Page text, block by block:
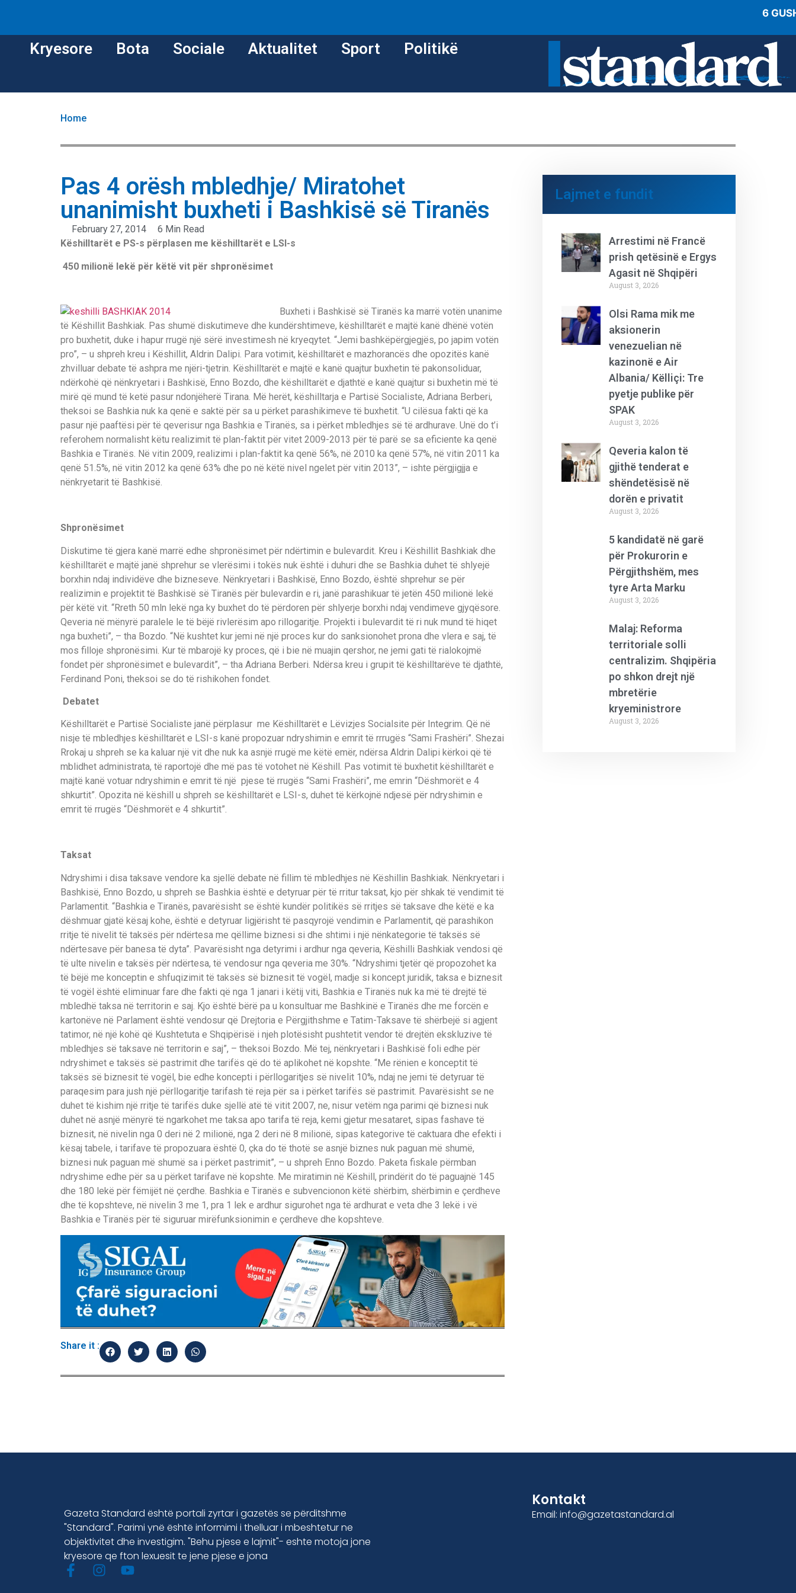
6
Kryesore Bota Sociale Aktualitet Sport Politikë
Home
Pas 4 orësh mbledhje/ Miratohet
unanimisht buxheti i Bashkisë së Tiranës
February 27, 2014
6 Min Read
Këshilltarët e PS-s përplasen me këshilltarët e LSI-s
450 milionë lekë për këtë vit për shpronësimet
Buxheti i Bashkisë së Tiranës ka marrë votën unanime
të Këshillit Bashkiak. Pas shumë diskutimeve dhe kundërshtimeve, këshilltarët e majtë kanë dhënë votën
pro buxhetit, duke i hapur rrugë një sërë investimesh në kryeqytet. “Jemi bashkëpërgjegjës, po japim votën
pro”, – u shpreh kreu i Këshillit, Aldrin Dalipi. Para votimit, këshilltarët e mazhorancës dhe opozitës kanë
zhvilluar debate të ashpra me njëri-tjetrin. Këshilltarët e majtë e kanë quajtur buxhetin të pakonsoliduar,
ndërkohë që nënkryetari i Bashkisë, Enno Bozdo, dhe këshilltarët e djathtë e kanë quajtur si buxhetin më të
mirë që mund të ketë pasur ndonjëherë Tirana. Më herët, këshilltarja e Partisë Socialiste, Adriana Berberi,
theksoi se Bashkia nuk ka qenë e saktë për sa u përket parashikimeve të buxhetit. “U cilësua fakti që ka
pasur një paaftësi për të qeverisur nga Bashkia e Tiranës, sa i përket mbledhjes së të ardhurave. Unë do t’i
referohem normalisht këtu realizimit të plan-faktit për vitet 2009-2013 për të parë se sa eficiente ka qenë
Bashkia e Tiranës. Në vitin 2009, realizimi i plan-faktit ka qenë 56%, në 2010 ka qenë 57%, në vitin 2011 ka
qenë 51.5%, në vitin 2012 ka qenë 63% dhe po në këtë nivel ngelet për vitin 2013”, – ishte përgjigjja e
nënkryetarit të Bashkisë.
Shpronësimet
Diskutime të gjera kanë marrë edhe shpronësimet për ndërtimin e bulevardit. Kreu i Këshillit Bashkiak dhe
këshilltarët e majtë janë shprehur se vlerësimi i tokës nuk është i duhuri dhe se Bashkia duhet të shlyejë
borxhin ndaj individëve dhe bizneseve. Nënkryetari i Bashkisë, Enno Bozdo, është shprehur se për
realizimin e projektit të Bashkisë së Tiranës për bulevardin e ri, janë parashikuar të jetën 450 milionë lekë
për këtë vit. “Rreth 50 mln lekë nga ky buxhet do të përdoren për shlyerje borxhi ndaj vendimeve gjyqësore.
Qeveria në mënyrë paralele le të bëjë rivlerësim apo rillogaritje. Projekti i bulevardit të ri nuk mund të hiqet
nga buxheti”, – tha Bozdo. “Në kushtet kur jemi në një proces kur do sanksionohet prona dhe vlera e saj, të
mos filloje shpronësimi. Kur të mbarojë ky proces, që i bie në muajin qershor, ne jemi gati të rialokojmë
fondet për shpronësimet e bulevardit”, – tha Adriana Berberi. Ndërsa kreu i grupit të këshilltarëve të djathtë,
Ferdinand Poni, theksoi se do të rishikohen fondet.
Debatet
Këshilltarët e Partisë Socialiste janë përplasur me Këshilltarët e Lëvizjes Socialsite për Integrim. Që në
nisje të mbledhjes këshilltarët e LSI-s kanë propozuar ndryshimin e emrit të rrrugës “Sami Frashëri”. Shezai
Rrokaj u shpreh se ka kaluar një vit dhe nuk ka asnjë rrugë me këtë emër, ndërsa Aldrin Dalipi kërkoi që të
mblidhet administrata, të raportojë dhe më pas të votohet në Këshill. Pas votimit të buxhetit këshilltarët e
majtë kanë votuar ndryshimin e emrit të një pjese të rrugës “Sami Frashëri”, me emrin “Dëshmorët e 4
shkurtit”. Opozita në këshill u shpreh se këshilltarët e LSI-s, duhet të kërkojnë ndjesë për ndryshimin e
emrit të rrugës “Dëshmorët e 4 shkurtit”.
Taksat
Ndryshimi i disa taksave vendore ka sjellë debate në fillim të mbledhjes në Këshillin Bashkiak. Nënkryetari i
Bashkisë, Enno Bozdo, u shpreh se Bashkia është e detyruar për të rritur taksat, kjo për shkak të vendimit të
Parlamentit. “Bashkia e Tiranës, pavarësisht se është kundër politikës së rritjes së taksave dhe këtë e ka
dëshmuar gjatë kësaj kohe, është e detyruar ligjërisht të pasqyrojë vendimin e Parlamentit, që parashikon
rritje të nivelit të taksës për ndërtesa me qëllime biznesi si dhe shtimi i një nënkategorie të taksës së
ndërtesave për banesa të dyta”. Pavarësisht nga detyrimi i ardhur nga qeveria, Këshilli Bashkiak vendosi që
të ulte nivelin e taksës për ndërtesa, të vendosur nga qeveria me 30%. “Ndryshimi tjetër që propozohet ka
të bëjë me konceptin e shfuqizimit të taksës së biznesit të vogël, madje si koncept juridik, taksa e biznesit
të vogël është eliminuar fare dhe fakti që nga 1 janari i këtij viti, Bashkia e Tiranës nuk ka më të drejtë të
mbledhë taksa në territorin e saj. Kjo është bërë pa u konsultuar me Bashkinë e Tiranës dhe me forcën e
kartonëve në Parlament është vendosur që Drejtoria e Përgjithshme e Tatim-Taksave të shërbejë si agjent
tatimor, në një kohë që Kushtetuta e Shqipërisë i njeh plotësisht pushtetit vendor të drejtën ekskluzive të
mbledhjes së taksave në territorin e saj”, – theksoi Bozdo. Më tej, nënkryetari i Bashkisë foli edhe për
ndryshimet e taksës së pastrimit dhe tarifës që do të aplikohet në kopshte. “Me rënien e konceptit të
taksës së biznesit të vogël, bie edhe koncepti i përllogaritjes së nivelit 10%, ndaj ne jemi të detyruar të
paraqesim para jush një përllogaritje tarifash të reja për sa i përket tarifës së pastrimit. Pavarësisht se ne
duhet të kishim një rritje të tarifës duke sjellë atë të vitit 2007, ne, nisur vetëm nga parimi që biznesi nuk
duhet në asnjë mënyrë të ngarkohet me taksa apo tarifa të reja, kemi gjetur mesataret, sipas fashave të
biznesit, në nivelin nga 0 deri në 2 milionë, nga 2 deri në 8 milionë, sipas kategorive të caktuara dhe efekti i
kësaj tabele, i tarifave të propozuara është 0, çka do të thotë se asnjë biznes nuk paguan më shumë,
biznesi nuk paguan më shumë sa i përket pastrimit”, – u shpreh Enno Bozdo. Paketa fiskale përmban
ndryshime edhe për sa u përket tarifave në kopshte. Me miratimin në Këshill, prindërit do të paguajnë 145
dhe 180 lekë për fëmijët në çerdhe. Bashkia e Tiranës e subvencionon këtë shërbim, shërbimin e çerdheve
dhe të kopshteve, në nivelin 3 me 1, pra 1 lek e ardhur sigurohet nga të ardhurat e veta dhe 3 lekë i vë
Bashkia e Tiranës për të siguruar mirëfunksionimin e çerdheve dhe kopshteve.
Share it :
Lajmet e fundit
Arrestimi në Francë
prish qetësinë e Ergys
Agasit në Shqipëri
August 3, 2026
Olsi Rama mik me
aksionerin
venezuelian në
kazinonë e Air
Albania/ Këlliçi: Tre
pyetje publike për
SPAK
August 3, 2026
Qeveria kalon të
gjithë tenderat e
shëndetësisë në
dorën e privatit
August 3, 2026
5 kandidatë në garë
për Prokurorin e
Përgjithshëm, mes
tyre Arta Marku
August 3, 2026
Malaj: Reforma
territoriale solli
centralizim. Shqipëria
po shkon drejt një
mbretërie
kryeministrore
August 3, 2026
Gazeta Standard është portali zyrtar i gazetës se përditshme
"Standard". Parimi ynë është informimi i thelluar i mbeshtetur ne
objektivitet dhe investigim. "Behu pjese e lajmit"- eshte motoja jone
kryesore qe fton lexuesit te jene pjese e jona
Kontakt
Email: info@gazetastandard.al